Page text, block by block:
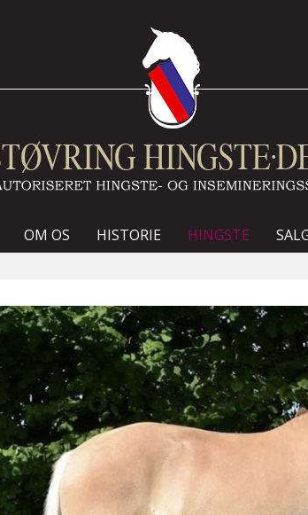
OM OS HISTORIE HINGSTE